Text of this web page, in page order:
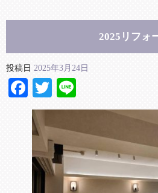
2025リフォ
投稿日 2025年3月24日
Facebook
Twitter